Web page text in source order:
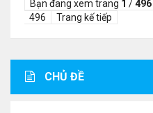
Bạn đang xem trang 1 /496
496
Trang kế tiếp
CHỦ ĐỀ